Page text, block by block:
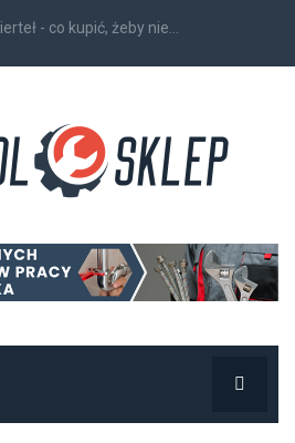
- co kupić, żeby nie...